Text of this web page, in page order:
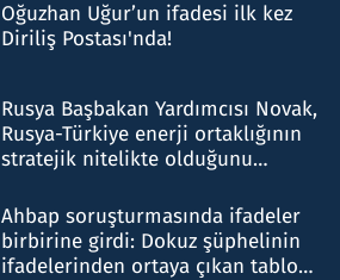
Oğuzhan Uğur’un ifadesi ilk kez
Diriliş Postası'nda!
Rusya Başbakan Yardımcısı Novak,
Rusya-Türkiye enerji ortaklığının
stratejik nitelikte olduğunu
Ahbap soruşturmasında ifadeler
birbirine girdi: Dokuz şüphelinin
ifadelerinden ortaya çıkan tablo